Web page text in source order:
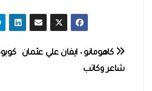
تصفّح كاهومانو ٠ ايفان علي عثمان
شاعر وكاتب